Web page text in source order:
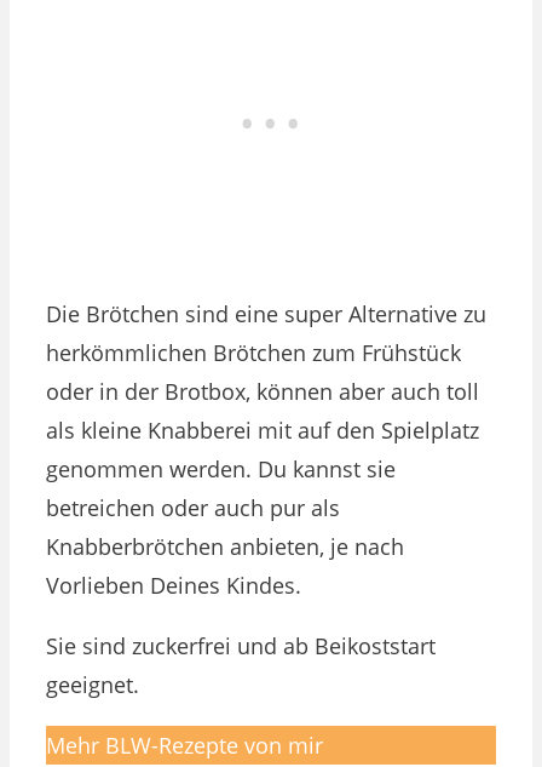
Die Brötchen sind eine super Alternative zu
herkömmlichen Brötchen zum Frühstück
oder in der Brotbox, können aber auch toll
als kleine Knabberei mit auf den Spielplatz
genommen werden. Du kannst sie
betreichen oder auch pur als
Knabberbrötchen anbieten, je nach
Vorlieben Deines Kindes.
Sie sind zuckerfrei und ab Beikoststart
geeignet.
Mehr BLW-Rezepte von mir